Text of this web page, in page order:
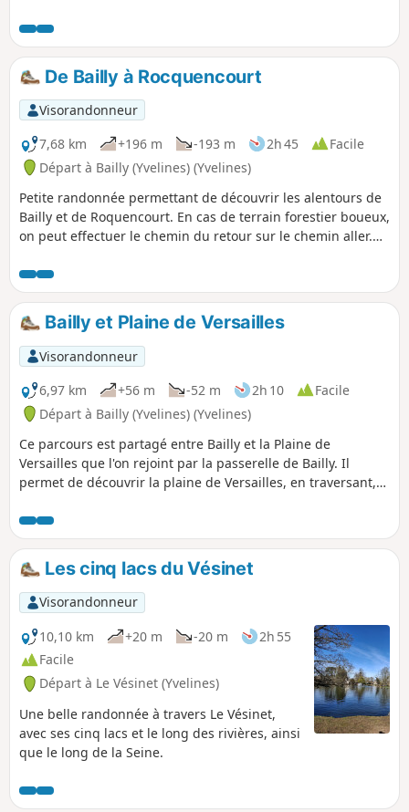
Jonction. C'est un ancien domaine de chasse des rois de
France. La randonnée comprend un parcours dans cette
forêt à partir de Bailly.
De Bailly à Rocquencourt
Visorandonneur
7,68 km
+196 m -193 m 2h 45
Facile
Départ à Bailly (Yvelines) (Yvelines)
Petite randonnée permettant de découvrir les alentours de
Bailly et de Roquencourt. En cas de terrain forestier boueux,
on peut effectuer le chemin du retour sur le chemin aller.
Versailles en bordure de la Forêt de Marly. Le territoire
communal de Rocquencourt est relativement réduit : c'est
l'une des plus petites communes des Yvelines.
Bailly et Plaine de Versailles
Visorandonneur
6,97 km
+56 m -52 m 2h 10
Facile
Départ à Bailly (Yvelines) (Yvelines)
Ce parcours est partagé entre Bailly et la Plaine de
Versailles que l'on rejoint par la passerelle de Bailly. Il
permet de découvrir la plaine de Versailles, en traversant,
Les cinq lacs du Vésinet
Visorandonneur
10,10 km
+20 m -20 m
2h 55
Facile
Départ à Le Vésinet (Yvelines)
Une belle randonnée à travers Le Vésinet,
avec ses cinq lacs et le long des rivières, ainsi
que le long de la Seine.